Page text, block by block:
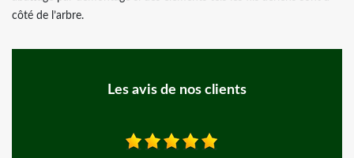
côté de l’arbre.
Les avis de nos clients